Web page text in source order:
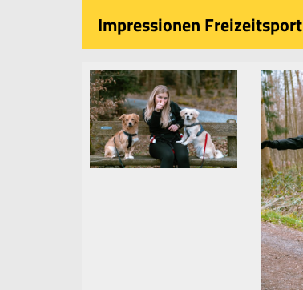
Impressionen Freizeitsport